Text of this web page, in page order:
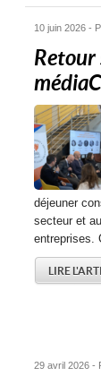
10 juin 2026 -
déjeuner
secteur et
entreprises.
LIRE
29 avril 2026 -